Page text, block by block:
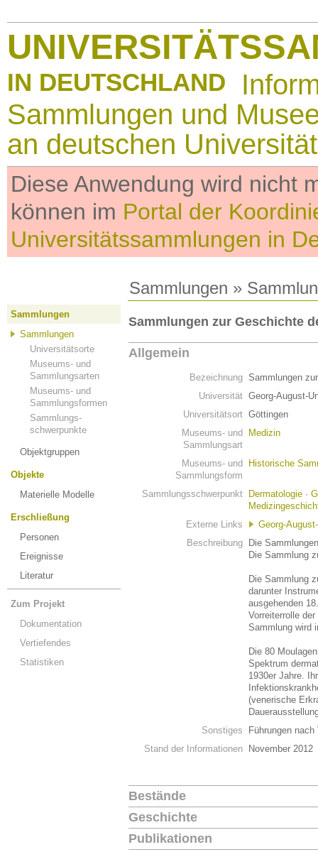
IN DEUTSCHLAND
Sammlungen und
an deutschen
Diese Anwendung wird nicht
können im Portal der
Universitätssammlungen in
Sammlungen »
Sammlungen
Sammlungen
Universitätsorte
Museums- und
Sammlungsarten
Museums- und
Sammlungsformen
Sammlungs-
schwerpunkte
Objektgruppen
Objekte
Materielle Modelle
Erschließung
Personen
Ereignisse
Literatur
Zum Projekt
Dokumentation
Vertiefendes
Statistiken
Sammlungen zur Geschichte
Allgemein
Bezeichnung Sammlungen
Universität Georg-August-
Universitätsort Göttingen
Museums- und
Sammlungsart
Medizin
Museums- und
Sammlungsform
Historische
Sammlungsschwerpunkt Dermatologie ·
Externe Links
Georg-
Beschreibung
Die
Die Sammlung
Die Sammlung
darunter
ausgehenden
Vorreiterrolle
Sammlung wird
Die 80
Spektrum
1930er Jahre.
(venerische
Sonstiges
Führungen
Stand der Informationen
November 2012
Bestände
Geschichte
Publikationen